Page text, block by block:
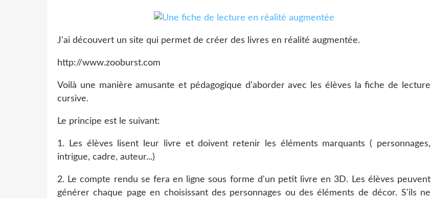
J'ai découvert un site qui permet de créer des livres en réalité augmentée.
http://www.zooburst.com
Voilà une manière amusante et pédagogique d'aborder avec les élèves la fiche de lecture
cursive.
Le principe est le suivant:
1. Les élèves lisent leur livre et doivent retenir les éléments marquants ( personnages,
intrigue, cadre, auteur...)
2. Le compte rendu se fera en ligne sous forme d'un petit livre en 3D. Les élèves peuvent
générer chaque page en choisissant des personnages ou des éléments de décor. S'ils ne